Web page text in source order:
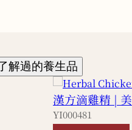
解過的養生品
漢方滴雞精 | 美
YI000481